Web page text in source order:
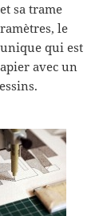
sa trame
le
qui est
avec un